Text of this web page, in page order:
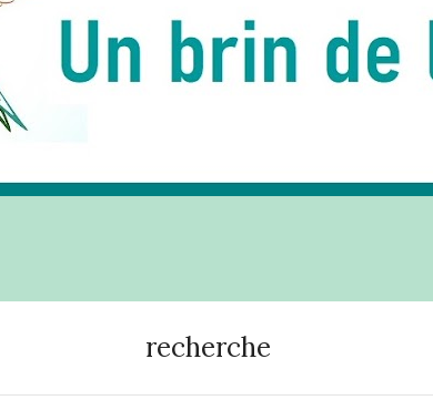
recherche